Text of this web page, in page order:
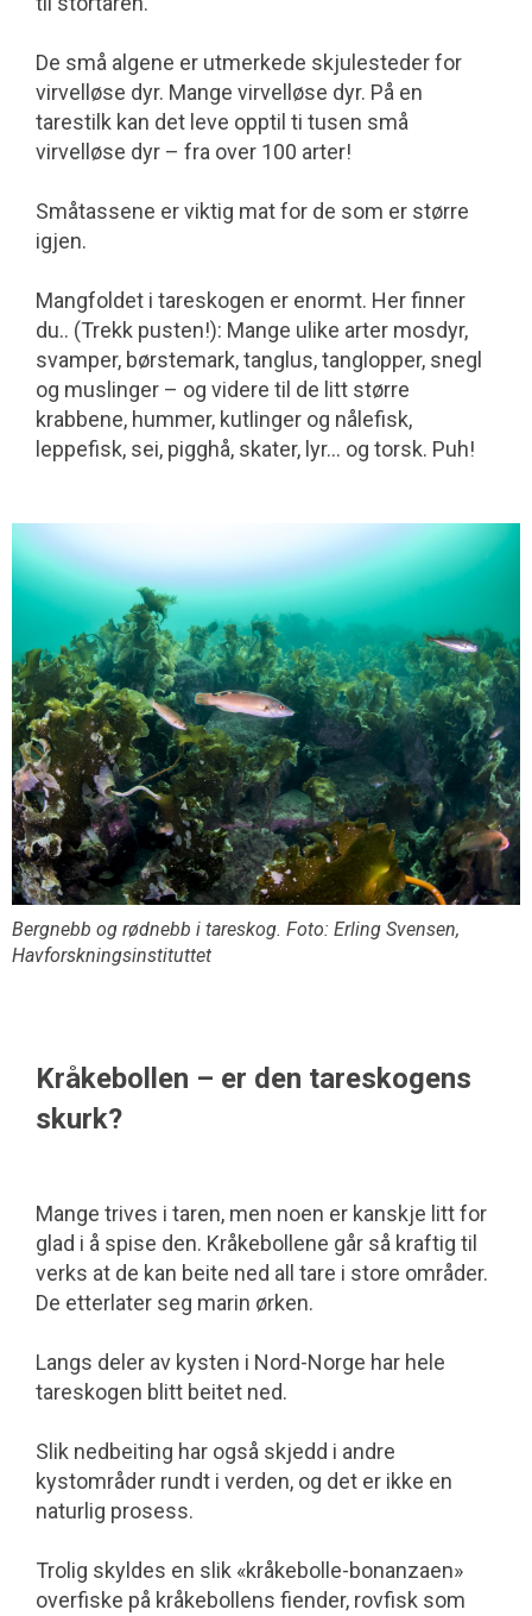
De små algene er utmerkede skjulesteder for
virvelløse dyr. Mange virvelløse dyr. På en
tarestilk kan det leve opptil ti tusen små
virvelløse dyr – fra over 100 arter!
Småtassene er viktig mat for de som er større
igjen.
Mangfoldet i tareskogen er enormt. Her finner
du.. (Trekk pusten!): Mange ulike arter mosdyr,
svamper, børstemark, tanglus, tanglopper, snegl
og muslinger – og videre til de litt større
krabbene, hummer, kutlinger og nålefisk,
leppefisk, sei, pigghå, skater, lyr... og torsk. Puh!
Bergnebb og rødnebb i tareskog. Foto: Erling Svensen,
Havforskningsinstituttet
Kråkebollen – er den tareskogens
skurk?
Mange trives i taren, men noen er kanskje litt for
glad i å spise den. Kråkebollene går så kraftig til
verks at de kan beite ned all tare i store områder.
De etterlater seg marin ørken.
Langs deler av kysten i Nord-Norge har hele
tareskogen blitt beitet ned.
Slik nedbeiting har også skjedd i andre
kystområder rundt i verden, og det er ikke en
naturlig prosess.
Trolig skyldes en slik «kråkebolle-bonanzaen»
overfiske på kråkebollens fiender, rovfisk som